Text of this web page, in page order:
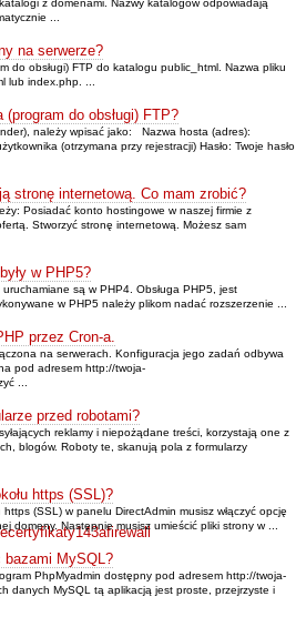
z domenami. Nazwy katalogów odpowiadają
...
na serwerze?
do obsługi) FTP do katalogu public_html. Nazwa pliku
lub index.php. ...
do obsługi) FTP?
należy wpisać jako: Nazwa hosta (adres):
(otrzymana przy rejestracji) Hasło: Twoje hasło
stronę internetową. Co mam zrobić?
Posiadać konto hostingowe w naszej firmie z
Stworzyć stronę internetową. Możesz sam
w PHP5?
są w PHP4. Obsługa PHP5, jest
w PHP5 należy plikom nadać rozszerzenie ...
przez Cron-a.
na serwerach. Konfiguracja jego zadań odbywa
pod adresem http://twoja-
...
przed robotami?
reklamy i niepożądane treści, korzystają one z
blogów. Roboty te, skanują pola z formularzy
https (SSL)?
(SSL) w panelu DirectAdmin musisz włączyć opcję
domeny. Następnie musisz umieścić pliki strony w ...
bazami MySQL?
PhpMyadmin dostępny pod adresem http://twoja-
danych MySQL tą aplikacją jest proste, przejrzyste i